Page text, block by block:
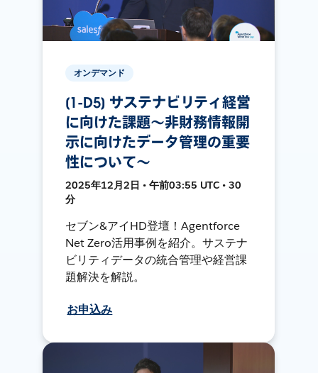
オンデマンド
[1-D5] サステナビリティ経営
に向けた課題〜非財務情報開
示に向けたデータ管理の重要
性について〜
2025年12月2日 • 午前03:55 UTC • 30
分
セブン&アイHD登壇！Agentforce
Net Zero活用事例を紹介。サステナ
ビリティデータの統合管理や経営課
題解決を解説。
お申込み